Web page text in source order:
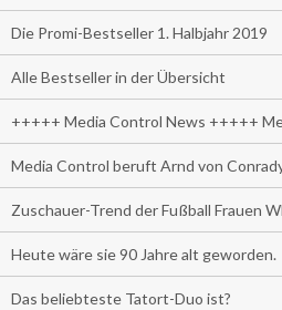
Die Promi-Bestseller 1. Halbjahr 2019
Alle Bestseller in der Übersicht
+++++ Media Control News +++++
Media Control beruft Arnd von
Zuschauer-Trend der Fußball Frauen
Heute wäre sie 90 Jahre alt geworden.
Das beliebteste Tatort-Duo ist?